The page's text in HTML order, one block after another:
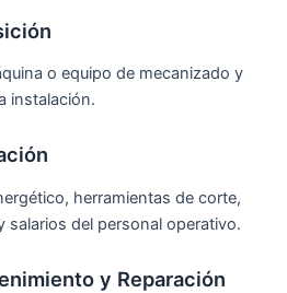
o equipo de mecanizado y
instalación.
herramientas de corte,
salarios del personal operativo.
y Reparación